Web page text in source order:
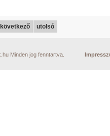
következő utolsó
Minden jog fenntartva.